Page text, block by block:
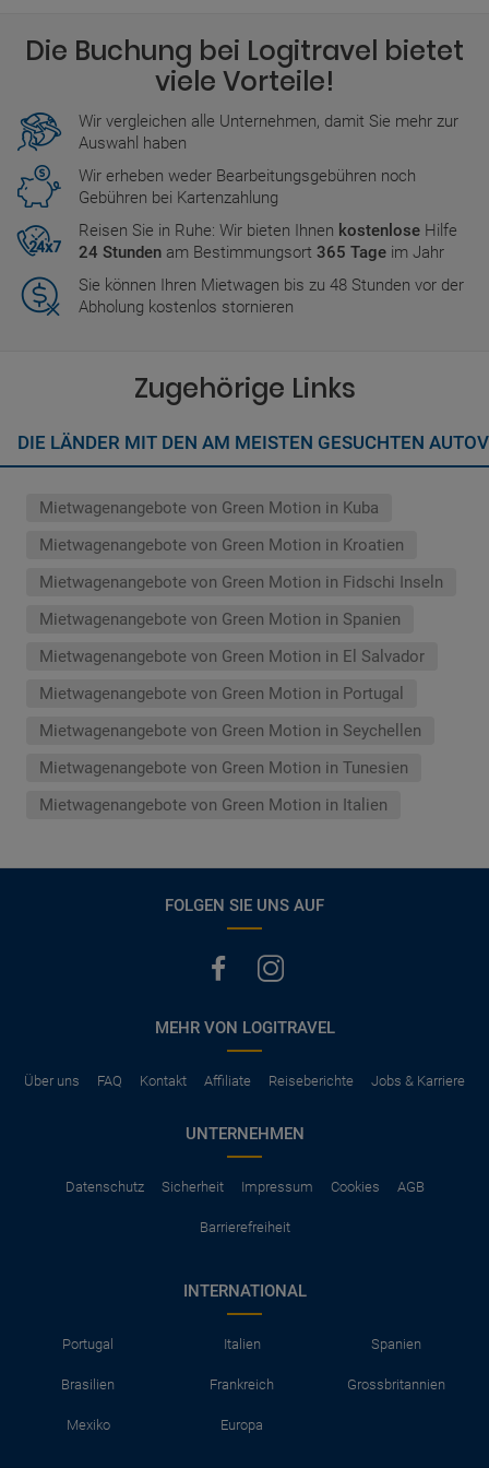
Die Buchung bei Logitravel bietet
viele Vorteile!
Wir vergleichen alle Unternehmen, damit Sie mehr zur
Auswahl haben
Wir erheben weder Bearbeitungsgebühren noch
Gebühren bei Kartenzahlung
Reisen Sie in Ruhe: Wir bieten Ihnen kostenlose Hilfe
24 Stunden am Bestimmungsort 365 Tage im Jahr
Sie können Ihren Mietwagen bis zu 48 Stunden vor der
Abholung kostenlos stornieren
Zugehörige Links
DIE LÄNDER MIT DEN AM MEISTEN GESUCHTEN
Mietwagenangebote von Green Motion in Kuba
Mietwagenangebote von Green Motion in Kroatien
Mietwagenangebote von Green Motion in Fidschi Inseln
Mietwagenangebote von Green Motion in Spanien
Mietwagenangebote von Green Motion in El Salvador
Mietwagenangebote von Green Motion in Portugal
Mietwagenangebote von Green Motion in Seychellen
Mietwagenangebote von Green Motion in Tunesien
Mietwagenangebote von Green Motion in Italien
FOLGEN SIE UNS AUF
MEHR VON LOGITRAVEL
Über uns FAQ Kontakt Affiliate Reiseberichte Jobs & Karriere
UNTERNEHMEN
Datenschutz Sicherheit Impressum Cookies AGB
Barrierefreiheit
INTERNATIONAL
Portugal Italien Spanien
Brasilien Frankreich Grossbritannien
Mexiko Europa